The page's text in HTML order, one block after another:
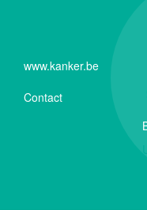
Menu
Pied
www.kanker.be
Contact